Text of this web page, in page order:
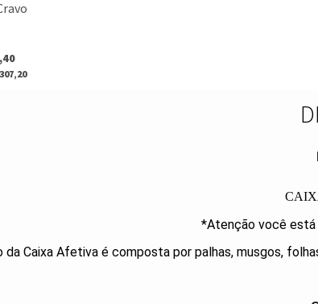
*Atenção você
da Caixa Afetiva é composta por palhas, musgos,